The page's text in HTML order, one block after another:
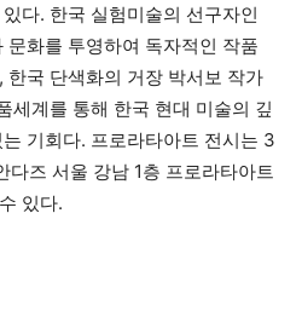
다. 한국 실험미술의 선구자인
화를 투영하여 독자적인 작품
국 단색화의 거장 박서보 작가
세계를 통해 한국 현대 미술의 깊
기회다. 프로라타아트 전시는 3
즈 서울 강남 1층 프로라타아트
있다.